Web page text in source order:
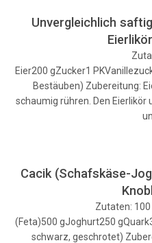
Unvergleichlich
Eier200 gZucker1
Bestäuben) Zubereitung:
schaumig rühren. Den Eierlikör
Cacik (Schafskäse-
Zutaten:
(Feta)500 gJoghurt250
schwarz, geschrotet)